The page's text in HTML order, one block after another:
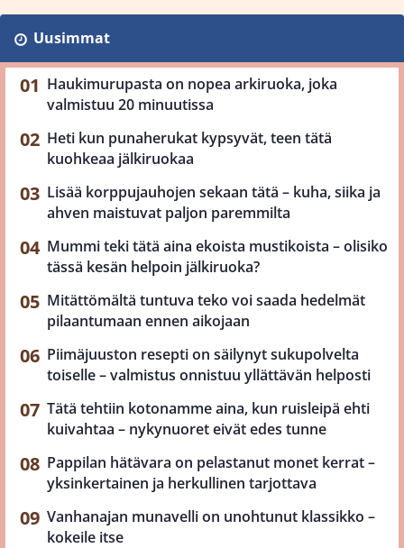
Uusimmat
Haukimurupasta on nopea arkiruoka, joka
valmistuu 20 minuutissa
Heti kun punaherukat kypsyvät, teen tätä
kuohkeaa jälkiruokaa
Lisää korppujauhojen sekaan tätä – kuha, siika ja
ahven maistuvat paljon paremmilta
Mummi teki tätä aina ekoista mustikoista – olisiko
tässä kesän helpoin jälkiruoka?
Mitättömältä tuntuva teko voi saada hedelmät
pilaantumaan ennen aikojaan
Piimäjuuston resepti on säilynyt sukupolvelta
toiselle – valmistus onnistuu yllättävän helposti
Tätä tehtiin kotonamme aina, kun ruisleipä ehti
kuivahtaa – nykynuoret eivät edes tunne
Pappilan hätävara on pelastanut monet kerrat –
yksinkertainen ja herkullinen tarjottava
Vanhanajan munavelli on unohtunut klassikko –
kokeile itse